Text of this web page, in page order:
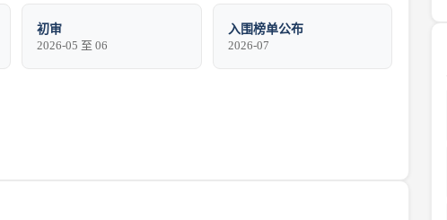
初审
2026-05 至 06
入围榜单公布
2026-07